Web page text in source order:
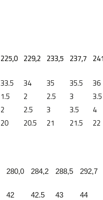
225,0 229,2 233,5 237,7
33.5 34 35 35.5 36
1.5 2 2.5 3 3.5
2 2.5 3 3.5 4
20 20.5 21 21.5 22
280,0 284,2 288,5 292,7
42 42.5 43 44